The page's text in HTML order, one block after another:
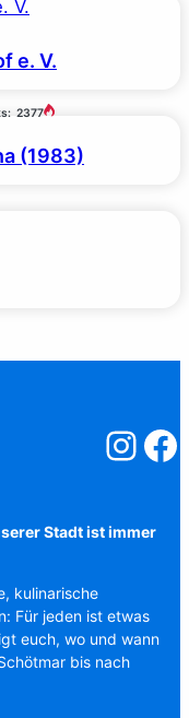
e. V.
2377
(1983)
Stadt ist immer
kulinarische
Für jeden ist etwas
euch, wo und wann
bis nach